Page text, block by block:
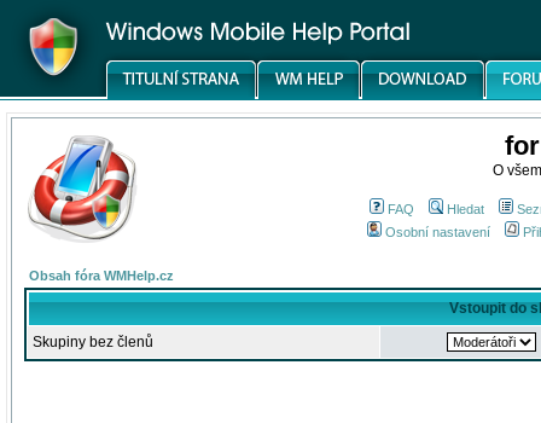
O
FAQ Hledat
Osobní nastavení
Obsah fóra WMHelp.cz
Vstoupit do
Skupiny bez členů